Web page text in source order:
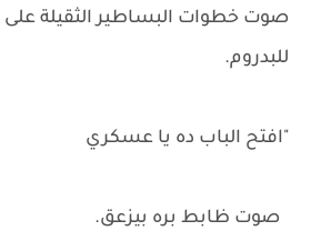
صوت خطوات البساطير الثقيلة على
للبدروم.
"افتح الباب ده يا عسكري
صوت ظابط بره بيزعق.